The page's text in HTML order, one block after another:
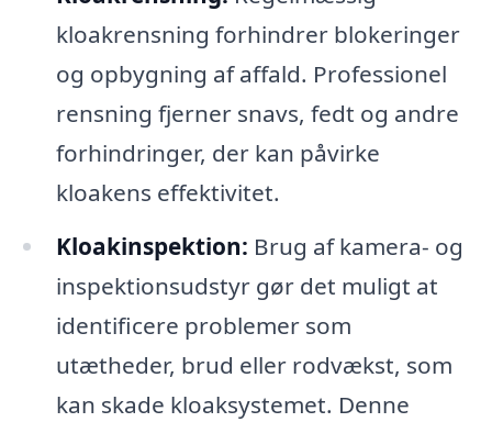
kloakrensning forhindrer blokeringer
og opbygning af affald. Professionel
rensning fjerner snavs, fedt og andre
forhindringer, der kan påvirke
kloakens effektivitet.
Kloakinspektion: Brug af kamera- og
inspektionsudstyr gør det muligt at
identificere problemer som
utætheder, brud eller rodvækst, som
kan skade kloaksystemet. Denne